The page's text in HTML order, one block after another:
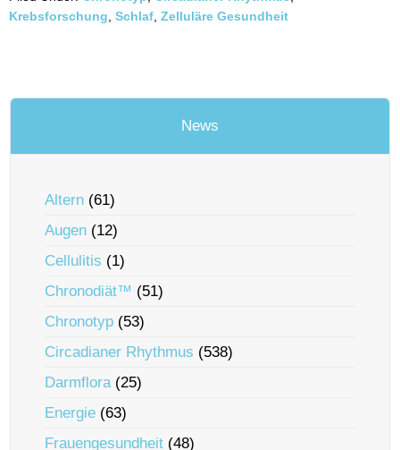
Krebsforschung Schlaf Zelluläre Gesundheit
News
Altern (61)
Augen (12)
Cellulitis (1)
Chronodiät™ (51)
Chronotyp (53)
Circadianer Rhythmus (538)
Darmflora(25)
Energie (63)
Frauengesundheit (48)